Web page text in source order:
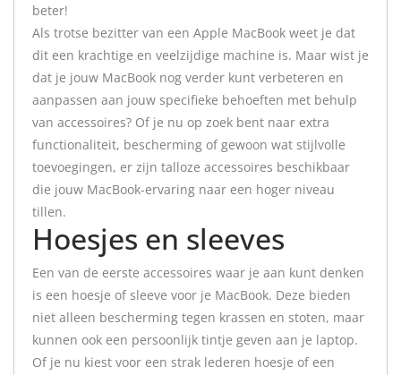
beter!
Als trotse bezitter van een Apple MacBook weet je dat
dit een krachtige en veelzijdige machine is. Maar wist je
dat je jouw MacBook nog verder kunt verbeteren en
aanpassen aan jouw specifieke behoeften met behulp
van accessoires? Of je nu op zoek bent naar extra
functionaliteit, bescherming of gewoon wat stijlvolle
toevoegingen, er zijn talloze accessoires beschikbaar
die jouw MacBook-ervaring naar een hoger niveau
tillen.
Hoesjes en sleeves
Een van de eerste accessoires waar je aan kunt denken
is een hoesje of sleeve voor je MacBook. Deze bieden
niet alleen bescherming tegen krassen en stoten, maar
kunnen ook een persoonlijk tintje geven aan je laptop.
Of je nu kiest voor een strak lederen hoesje of een